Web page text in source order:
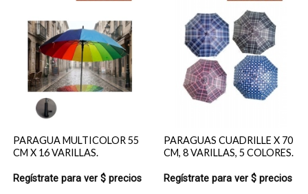
PARAGUA MULTICOLOR 55
CM X 16 VARILLAS.
Regístrate para ver $ precios
PARAGUAS CUADRILLE X 70
CM, 8 VARILLAS, 5 COLORES.
Regístrate para ver $ precios